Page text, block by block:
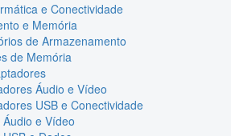
e Conectividade
e Memória
de Armazenamento
de Memória
Áudio e Vídeo
USB e Conectividade
e Vídeo